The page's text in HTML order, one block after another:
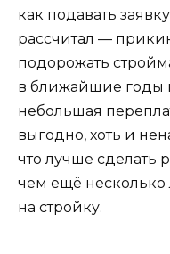
как подавать
рассчитал —
подорожать
в ближайшие годы
небольшая
выгодно, хоть и
что лучше сделать
чем ещё несколько
на стройку.